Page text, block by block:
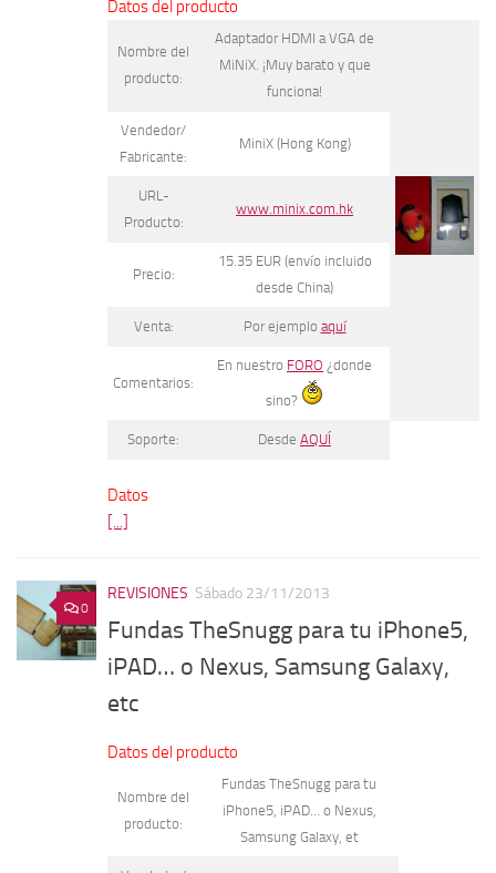
Datos del producto
Nombre del
producto:
Adaptador HDMI a VGA de
MiNiX. ¡Muy barato y que
funciona!
Vendedor/
Fabricante:
MiniX (Hong Kong)
URL-
Producto:
www.minix.com.hk
Precio:
15.35 EUR (envío incluido
desde China)
Venta: Por ejemplo aquí
Comentarios:
En nuestro FORO ¿donde
sino?
Soporte: Desde AQUÍ
Datos
[...]
0
REVISIONES Sábado 23/11/2013
Fundas TheSnugg para tu iPhone5,
iPAD… o Nexus, Samsung Galaxy,
etc
Datos del producto
Nombre del
producto:
Fundas TheSnugg para tu
iPhone5, iPAD… o Nexus,
Samsung Galaxy, et